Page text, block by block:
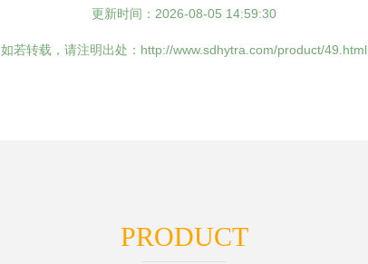
更新时间：2026-08-05 14:59:30
如若转载，请注明出处：http://www.sdhytra.com/product/49.html
PRODUCT